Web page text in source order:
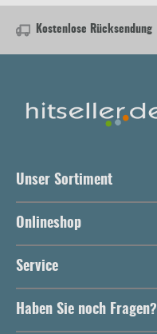
Kostenlose Rücksendung
Unser Sortiment
Onlineshop
Service
Haben Sie noch Fragen?